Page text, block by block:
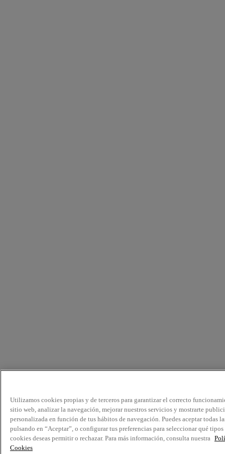
Utilizamos cookies propias y de terceros para garantizar el correcto
sitio web, analizar la navegación, mejorar nuestros servicios y mostrarte
personalizada en función de tus hábitos de navegación. Puedes aceptar todas
pulsando en “Aceptar”, o configurar tus preferencias para seleccionar qué tipos
cookies deseas permitir o rechazar. Para más información, consulta nuestra
Cookies